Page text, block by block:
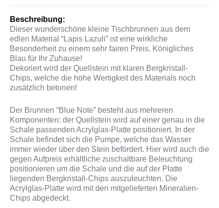
Beschreibung:
Dieser wunderschöne kleine Tischbrunnen aus dem
edlen Material “Lapis Lazuli” ist eine wirkliche
Besonderheit zu einem sehr fairen Preis. Königliches
Blau für Ihr Zuhause!
Dekoriert wird der Quellstein mit klaren Bergkristall-
Chips, welche die hohe Wertigkeit des Materials noch
zusätzlich betonen!
Der Brunnen “Blue Note” besteht aus mehreren
Komponenten: der Quellstein wird auf einer genau in die
Schale passenden Acrylglas-Platte positioniert. In der
Schale befindet sich die Pumpe, welche das Wasser
immer wieder über den Stein befördert. Hier wird auch die
gegen Aufpreis erhältliche zuschaltbare Beleuchtung
positionieren um die Schale und die auf der Platte
liegenden Bergkristall-Chips auszuleuchten. Die
Acrylglas-Platte wird mit den mitgelieferten Mineralien-
Chips abgedeckt.